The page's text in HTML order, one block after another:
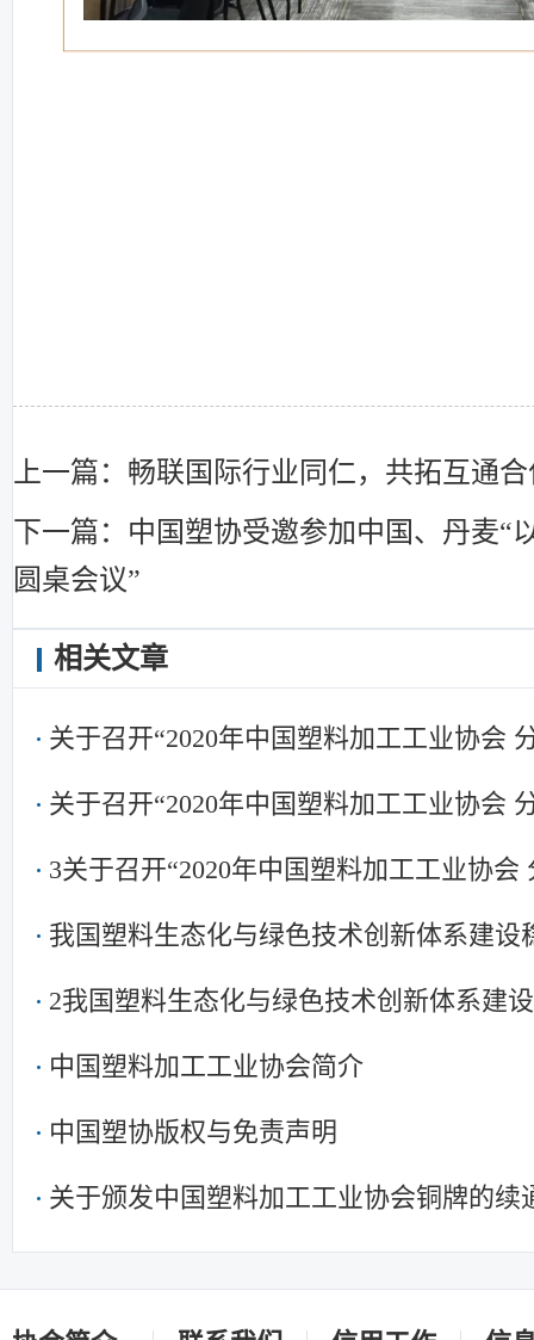
上一篇：畅联国际行业同仁，共拓互通
下一篇：中国塑协受邀参加中国、丹麦“
圆桌会议”
相关文章
关于召开“2020年中国塑料加工工业协会
关于召开“2020年中国塑料加工工业协会
3关于召开“2020年中国塑料加工工业协
我国塑料生态化与绿色技术创新体系建设
2我国塑料生态化与绿色技术创新体系建
中国塑料加工工业协会简介
中国塑协版权与免责声明
关于颁发中国塑料加工工业协会铜牌的续